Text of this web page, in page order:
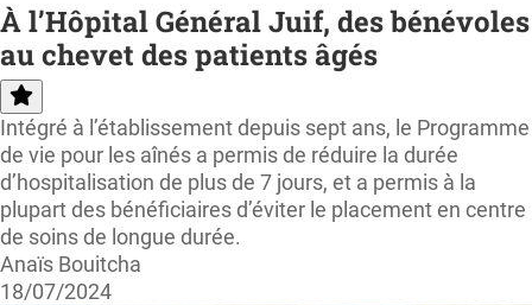
À l’Hôpital Général Juif, des bénévoles
au chevet des patients âgés
Intégré à l’établissement depuis sept ans, le Programme
de vie pour les aînés a permis de réduire la durée
d’hospitalisation de plus de 7 jours, et a permis à la
plupart des bénéficiaires d’éviter le placement en centre
de soins de longue durée.
Anaïs Bouitcha
18/07/2024